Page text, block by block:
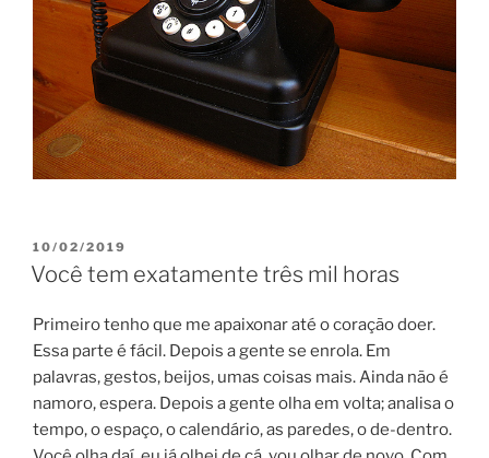
POSTED
ON
10/02/2019
Você tem exatamente três mil horas
Primeiro tenho que me apaixonar até o coração doer.
Essa parte é fácil. Depois a gente se enrola. Em
palavras, gestos, beijos, umas coisas mais. Ainda não é
namoro, espera. Depois a gente olha em volta; analisa o
tempo, o espaço, o calendário, as paredes, o de-dentro.